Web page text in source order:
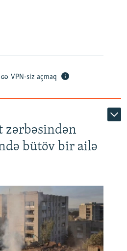
VPN-siz açmaq
zərbəsindən
bütöv bir ailə